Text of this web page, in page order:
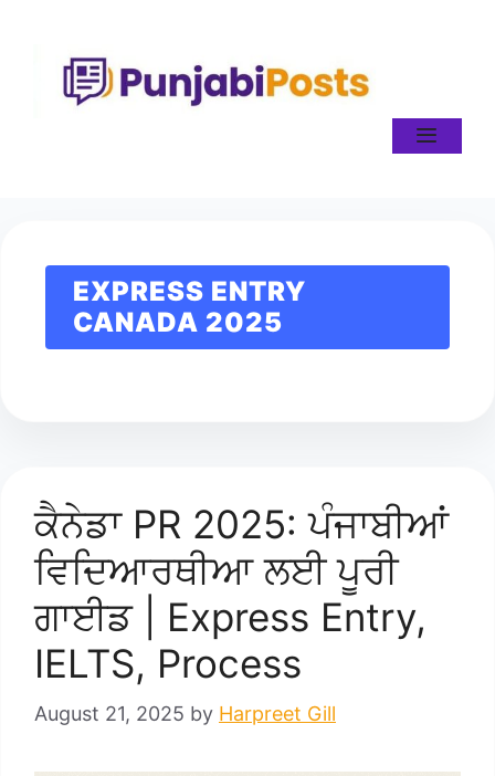
EXPRESS ENTRY
CANADA 2025
ਕੈਨੇਡਾ PR 2025: ਪੰਜਾਬੀਆਂ
ਵਿਦਿਆਰਥੀਆ ਲਈ ਪੂਰੀ
ਗਾਈਡ | Express Entry,
IELTS, Process
August 21, 2025 by Harpreet Gill